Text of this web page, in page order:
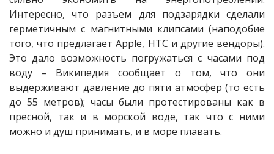
Интересно, что разъем для подзарядки сделали
герметичным с магнитными клипсами (наподобие
того, что предлагает Apple, HTC и другие вендоры).
Это дало возможность погружаться с часами под
воду – Википедия сообщает о том, что они
выдерживают давление до пяти атмосфер (то есть
до 55 метров); часы были протестированы как в
пресной, так и в морской воде, так что с ними
можно и душ принимать, и в море плавать.